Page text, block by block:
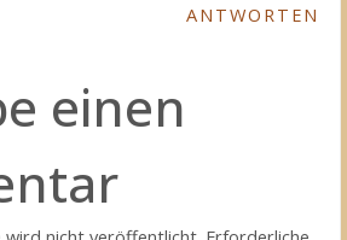
ANTWORTEN
einen